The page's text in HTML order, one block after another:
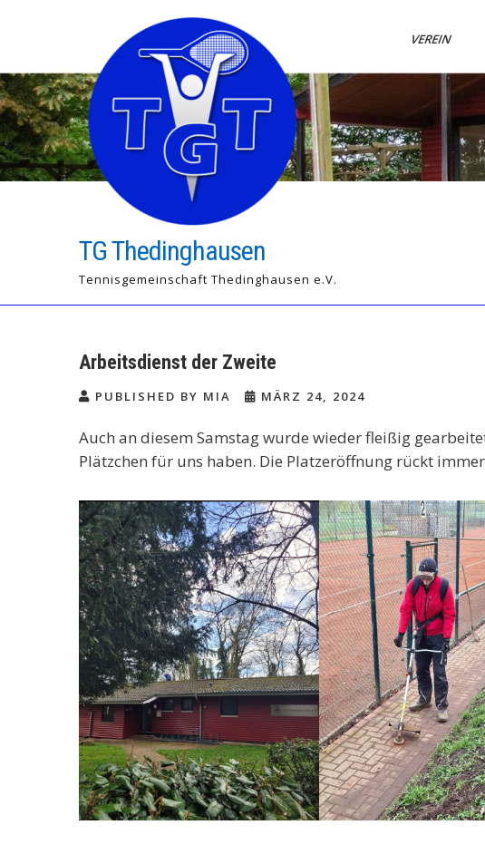
TG Thedinghausen
Tennisgemeinschaft Thedinghausen e.V.
VEREIN
Arbeitsdienst der Zweite
PUBLISHED BY MIA MÄRZ 24, 2024
Auch an diesem Samstag wurde wieder fleißig
Plätzchen für uns haben. Die Platzeröffnung rückt